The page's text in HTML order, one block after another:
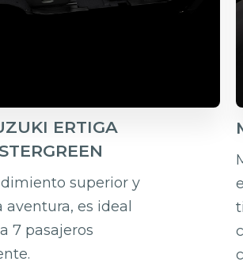
ERTIGA
superior y
aventura, es ideal
7 pasajeros